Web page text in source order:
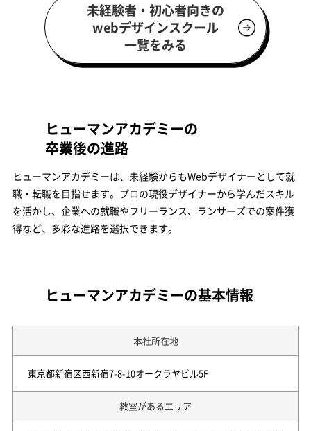
未経験者・初心者向きの
webデザインスクール
一覧をみる
ヒューマンアカデミーの
卒業後の進路
ヒューマンアカデミーは、未経験からもWebデザイナーとして就
職・転職を目指せます。プロの現役デザイナーから学んだスキル
を活かし、企業への就職やフリーランス、ランサーズでの案件獲
得など、多彩な進路を選択できます。
ヒューマンアカデミーの基本情報
本社所在地
東京都新宿区西新宿7-8-10オークラヤビル5F
教室があるエリア